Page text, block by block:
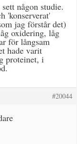
någon studie.
'konserverat'
jag förstår det)
oxidering, låg
för långsam
hade varit
proteinet, i
#20044